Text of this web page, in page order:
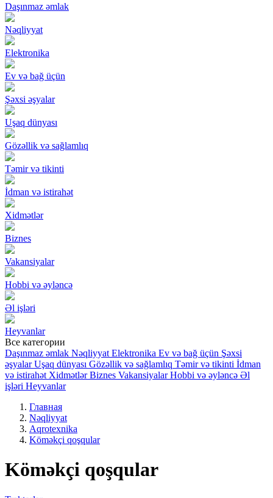
Daşınmaz əmlak
Nəqliyyat
Elektronika
Ev və bağ üçün
Şəxsi əşyalar
Uşaq dünyası
Gözəllik və sağlamlıq
Təmir və tikinti
İdman və istirahət
Xidmətlər
Biznes
Vakansiyalar
Hobbi və əyləncə
Əl işləri
Heyvanlar
Все категории
Daşınmaz əmlak Nəqliyyat Elektronika Ev və bağ üçün Şəxsi
əşyalar Uşaq dünyası Gözəllik və sağlamlıq Təmir və tikinti İdman
və istirahət Xidmətlər Biznes Vakansiyalar Hobbi və əyləncə Əl
işləri Heyvanlar
Главная
Nəqliyyat
Aqrotexnika
Köməkçi qoşqular
Köməkçi qoşqular